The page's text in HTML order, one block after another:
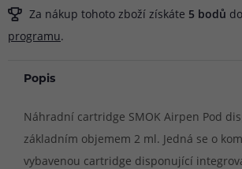
Za nákup tohoto zboží získáte 5 bodů do
programu.
Popis
Náhradní cartridge SMOK Airpen Pod
základním objemem 2 ml. Jedná se o
vybavenou cartridge disponující